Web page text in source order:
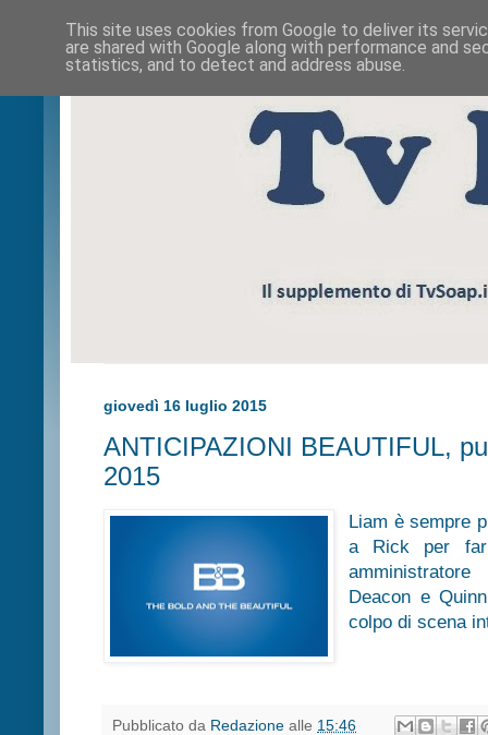
giovedì 16 luglio 2015
ANTICIPAZIONI BEAUTIFUL,
2015
Liam è sempre
a Rick per
Deacon e
colpo di scena
Pubblicato da Redazione alle 15:46
This site uses cookies from Google to deliver its
are shared with Google along with performance and
statistics, and to detect and address abuse.